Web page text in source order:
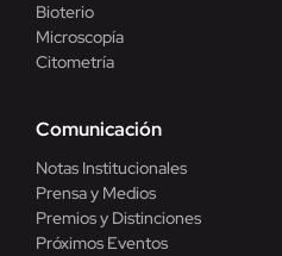
Bioterio
Microscopía
Citometría
Comunicación
Notas Institucionales
Prensa y Medios
Premios y Distinciones
Próximos Eventos